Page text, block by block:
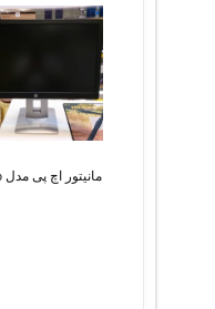
مانیتور اچ پی مدل e232p